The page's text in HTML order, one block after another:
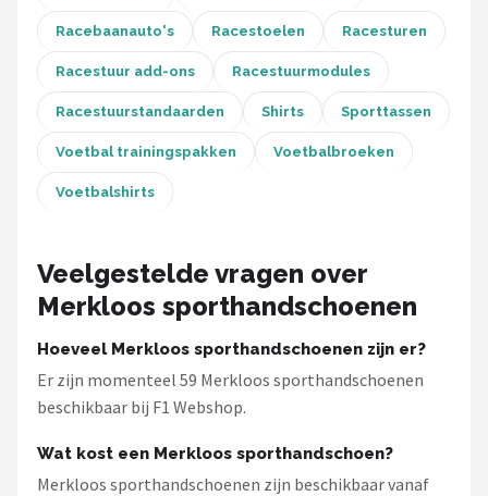
Alle merken →
Racebaanauto's Racestoelen Racesturen
Racestuur add-ons Racestuurmodules
Racestuurstandaarden Shirts Sporttassen
Voetbal trainingspakken Voetbalbroeken
Voetbalshirts
Veelgestelde vragen over
Merkloos sporthandschoenen
Hoeveel Merkloos sporthandschoenen zijn er?
Er zijn momenteel 59 Merkloos sporthandschoenen
beschikbaar bij F1 Webshop.
Wat kost een Merkloos sporthandschoen?
Merkloos sporthandschoenen zijn beschikbaar vanaf